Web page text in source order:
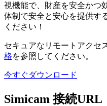
視機能で、財産を安全かつ
体制で安全と安心を提供す
ください！
セキュアなリモートアクセ
格を参照してください。
今すぐダウンロード
Simicam 接続URL